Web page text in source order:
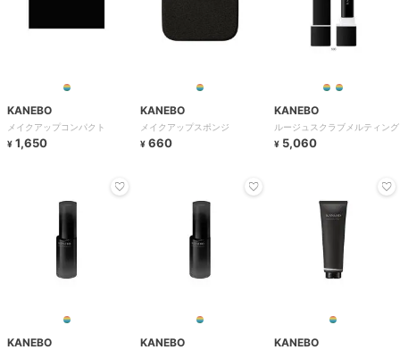
KANEBO
メイクアップコンパクト
¥ 1,650
KANEBO
メイクアップスポンジ
¥ 660
KANEBO
ルージュスクラブメルティング
¥ 5,060
KANEBO KANEBO KANEBO